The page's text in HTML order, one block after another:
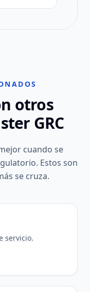
otros
GRC
cuando se
Estos son
se cruza.
servicio.